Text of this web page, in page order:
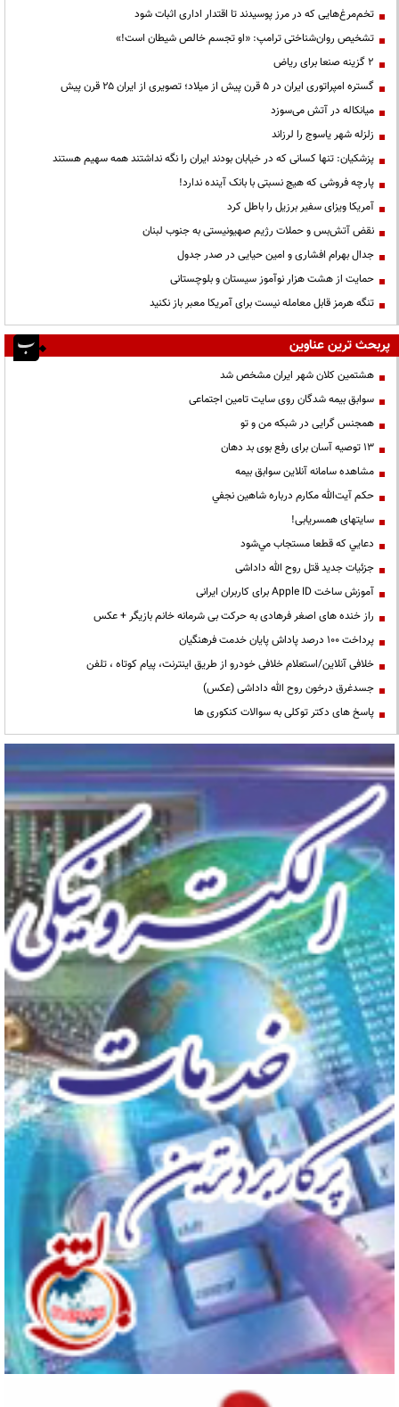
تخم‌مرغ‌هایی که در مرز پوسیدند تا اقتدار اداری اثبات شود
تشخیص روان‌شناختی ترامپ: «او تجسم خالص شیطان است!»
۲ گزینه صنعا برای ریاض
گستره امپراتوری ایران در ۵ قرن پیش از میلاد؛ تصویری از ایران ۲۵ قرن پیش
میانکاله در آتش می‌سوزد
زلزله شهر یاسوج را لرزاند
پزشکیان: تنها کسانی که در خیابان بودند ایران را نگه نداشتند همه سهیم هستند
پارچه فروشی که هیچ نسبتی با بانک آینده ندارد!
آمریکا ویزای سفیر برزیل را باطل کرد
نقض آتش‌بس و حملات رژیم صهیونیستی به جنوب لبنان
جدال بهرام افشاری و امین حیایی در صدر جدول
حمایت از هشت هزار نوآموز سیستان و بلوچستانی
تنگه هرمز قابل معامله نیست برای آمریکا معبر باز نکنید
پربحث ترین عناوین
هشتمین کلان شهر ایران مشخص شد
سوابق بیمه شدگان روی سایت تامین اجتماعی
همجنس گرایی در شبکه من و تو
13 توصیه آسان برای رفع بوی بد دهان
مشاهده سامانه آنلاين سوابق بیمه
حكم آيت‌الله مكارم درباره شاهين نجفي
سایتهای همسریابی!
دعايي كه قطعا مستجاب مي‌شود
جزئیات جدید قتل روح الله داداشی
آموزش ساخت Apple ID برای کاربران ایرانی
راز خنده های اصغر فرهادی به حرکت بی شرمانه خانم بازیگر + عکس
پرداخت ۱۰۰ درصد پاداش پایان خدمت فرهنگیان
خلافی آنلاین/استعلام خلافی خودرو از طریق اینترنت، پیام کوتاه ، تلفن
جسدغرق درخون روح الله داداشی (عکس)
پاسخ های دکتر توکلی به سوالات کنکوری ها